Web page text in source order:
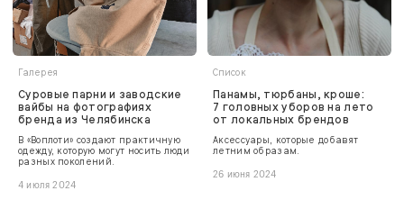
Галерея
Суровые парни и заводские
вайбы на фотографиях
бренда из Челябинска
В «Воплоти» создают практичную
одежду, которую могут носить люди
разных поколений.
4 июля 2024
Список
Панамы, тюрбаны, кроше:
7 головных уборов на лето
от локальных брендов
Аксессуары, которые добавят
летним образам.
26 июня 2024